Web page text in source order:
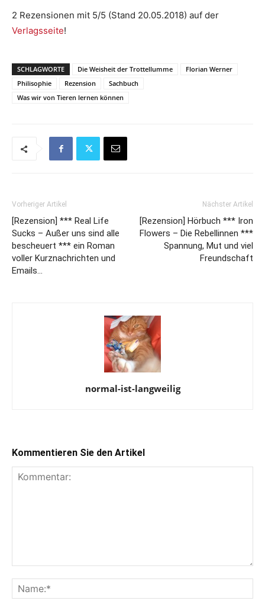
2 Rezensionen mit 5/5 (Stand 20.05.2018) auf der
Verlagsseite!
SCHLAGWORTE Die Weisheit der Trottellumme
Florian Werner
Philisophie
Rezension
Sachbuch
Was wir von Tieren lernen können
Vorheriger Artikel
[Rezension] *** Real Life
Sucks – Außer uns sind alle
bescheuert *** ein Roman
voller Kurznachrichten und
Emails…
Nächster Artikel
[Rezension] Hörbuch *** Iron
Flowers – Die Rebellinnen ***
Spannung, Mut und viel
Freundschaft
normal-ist-langweilig
Kommentieren Sie den Artikel